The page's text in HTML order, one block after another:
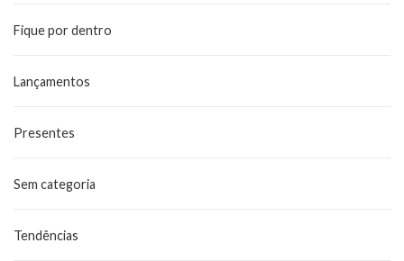
Fique por dentro
Lançamentos
Presentes
Sem categoria
Tendências